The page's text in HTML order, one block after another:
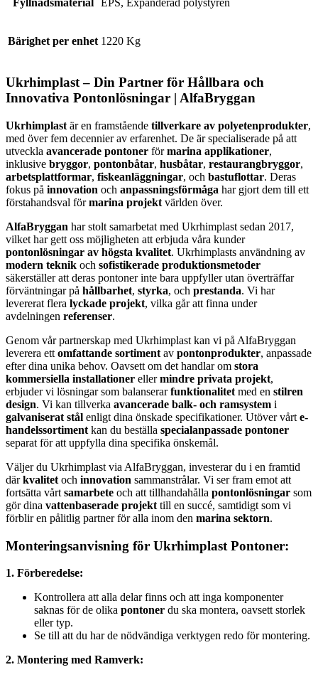
Fyllnadsmaterial EPS, Expanderad polystyren
Bärighet per enhet 1220 Kg
Ukrhimplast – Din Partner för Hållbara och
Innovativa Pontonlösningar | AlfaBryggan
Ukrhimplast är en framstående tillverkare av polyetenprodukter,
med över fem decennier av erfarenhet. De är specialiserade på att
utveckla avancerade pontoner förmarina applikationer,
inklusive bryggor, pontonbåtar, husbåtar, restaurangbryggor,
arbetsplattformar, fiskeanläggningar, och bastuflottar. Deras
fokus på innovation och anpassningsförmåga har gjort dem till ett
förstahandsval förmarina projekt världen över.
AlfaBryggan har stolt samarbetat med Ukrhimplast sedan 2017,
vilket har gett oss möjligheten att erbjuda våra kunder
pontonlösningar av högsta kvalitet. Ukrhimplasts användning av
modern teknik och sofistikerade produktionsmetoder
säkerställer att deras pontoner inte bara uppfyller utan överträffar
förväntningar på hållbarhet, styrka, och prestanda. Vi har
levererat flera lyckade projekt, vilka går att finna under
avdelningen referenser.
Genom vår partnerskap med Ukrhimplast kan vi på AlfaBryggan
leverera ett omfattande sortiment av pontonprodukter, anpassade
efter dina unika behov. Oavsett om det handlar om stora
kommersiella installationer ellermindre privata projekt,
erbjuder vi lösningar som balanserarfunktionalitet med en stilren
design. Vi kan tillverka avancerade balk- och ramsystem i
galvaniserat stål enligt dina önskade specifikationer. Utöver vårt e-
handelssortiment kan du beställa specialanpassade pontoner
separat för att uppfylla dina specifika önskemål.
Väljer du Ukrhimplast via AlfaBryggan, investerar du i en framtid
därkvalitet och innovation sammanstrålar. Vi ser fram emot att
fortsätta vårt samarbete och att tillhandahålla pontonlösningar som
gör dina vattenbaserade projekt till en succé, samtidigt som vi
förblir en pålitlig partner för alla inom den marina sektorn.
Monteringsanvisning för Ukrhimplast Pontoner:
1. Förberedelse:
Kontrollera att alla delar finns och att inga komponenter
saknas för de olika pontoner du ska montera, oavsett storlek
eller typ.
Se till att du har de nödvändiga verktygen redo för montering.
2. Montering med Ramverk: